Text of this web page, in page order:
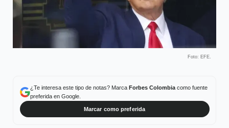
Foto: EFE.
¿Te interesa este tipo de notas? Marca Forbes Colombiacomo fuente
preferida en Google.
Marcar como preferida